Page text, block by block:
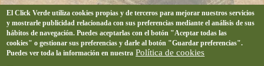
El Click Verde utiliza cookies propias y de terceros para mejorar nuestros servicios
y mostrarle publicidad relacionada con sus preferencias mediante el análisis de sus
hábitos de navegación. Puedes aceptarlas con el botón "Aceptar todas las
cookies" o gestionar sus preferencias y darle al botón "Guardar preferencias".
Puedes ver toda la información en nuestra Política de cookies